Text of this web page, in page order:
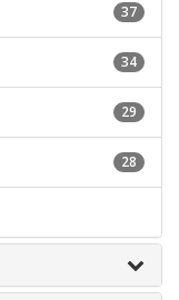
37
34
29
28